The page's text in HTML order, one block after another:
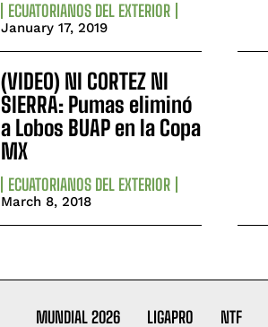
ECUATORIANOS DEL EXTERIOR
January 17, 2019
(VIDEO) NI CORTEZ NI
SIERRA: Pumas eliminó
a Lobos BUAP en la Copa
MX
ECUATORIANOS DEL EXTERIOR
March 8, 2018
MUNDIAL 2026 LIGAPRO NTF